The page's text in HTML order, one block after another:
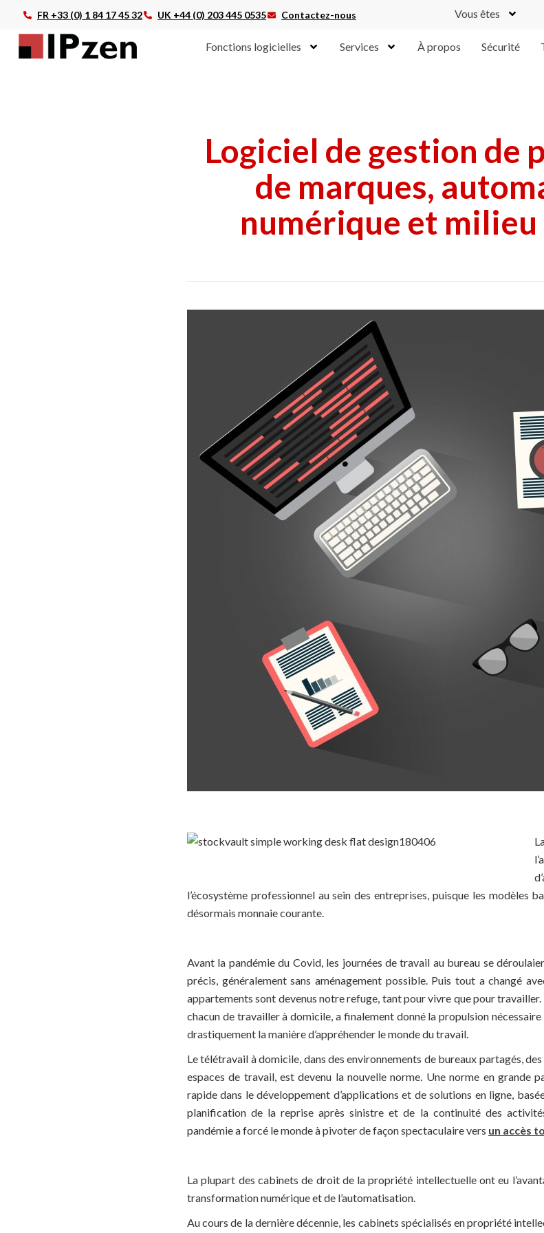
FR +33 (0) 1 84 17 45 32 UK +44 (0) 203 445 0535 Contactez-nous Vous êtes
Fonctions logicielles Services À propos Sécurité
Logiciel de gestion de
de marques,
numérique et
l’écosystème professionnel au sein des entreprises, puisque les modèles
désormais monnaie courante.
Avant la pandémie du Covid, les journées de travail au bureau se
précis, généralement sans aménagement possible. Puis tout a changé
appartements sont devenus notre refuge, tant pour vivre que pour
chacun de travailler à domicile, a finalement donné la propulsion
drastiquement la manière d’appréhender le monde du travail.
Le télétravail à domicile, dans des environnements de bureaux partagés,
espaces de travail, est devenu la nouvelle norme. Une norme en grande
rapide dans le développement d’applications et de solutions en ligne,
planification de la reprise après sinistre et de la continuité des
pandémie a forcé le monde à pivoter de façon spectaculaire vers un accès
La plupart des cabinets de droit de la propriété intellectuelle ont eu
transformation numérique et de l’automatisation.
Au cours de la dernière décennie, les cabinets spécialisés en propriété